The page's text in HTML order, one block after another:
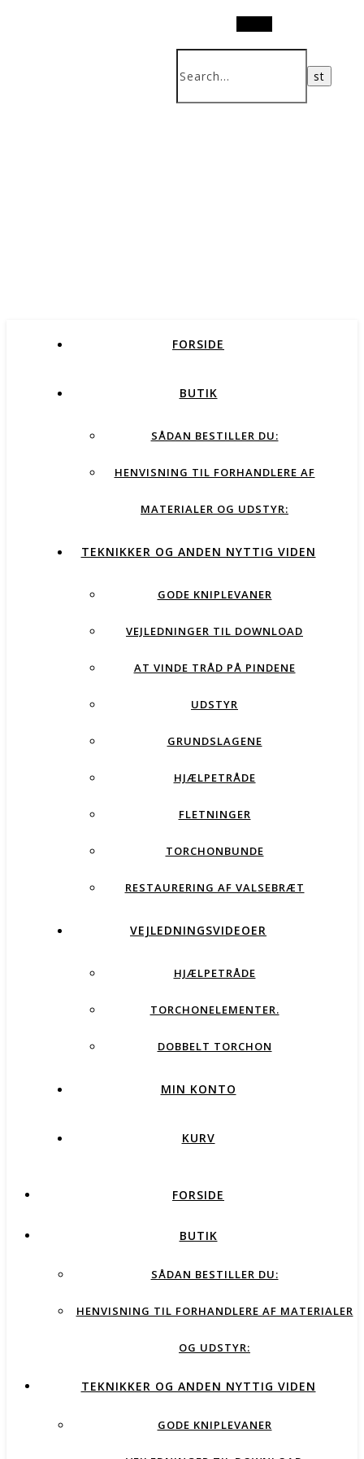
FORSIDE
BUTIK
SÅDAN BESTILLER DU:
HENVISNING TIL FORHANDLERE AF
MATERIALER OG UDSTYR:
TEKNIKKER OG ANDEN NYTTIG VIDEN
GODE KNIPLEVANER
VEJLEDNINGER TIL DOWNLOAD
AT VINDE TRÅD PÅ PINDENE
UDSTYR
GRUNDSLAGENE
HJÆLPETRÅDE
FLETNINGER
TORCHONBUNDE
RESTAURERING AF VALSEBRÆT
VEJLEDNINGSVIDEOER
HJÆLPETRÅDE
TORCHONELEMENTER.
DOBBELT TORCHON
MIN KONTO
KURV
FORSIDE
BUTIK
SÅDAN BESTILLER DU:
HENVISNING TIL FORHANDLERE AF MATERIALER
OG UDSTYR:
TEKNIKKER OG ANDEN NYTTIG VIDEN
GODE KNIPLEVANER